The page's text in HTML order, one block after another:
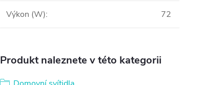
Výkon (W): 72
Produkt naleznete v této kategorii